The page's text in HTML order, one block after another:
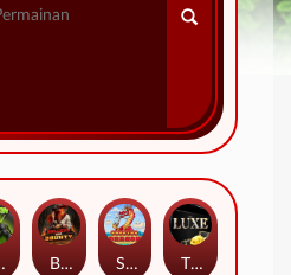
BULLETS AND BOUNTY SMOKING DRAGON The Luxe